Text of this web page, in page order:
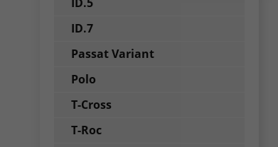
ID.7
Passat Variant
Polo
T-Cross
T-Roc